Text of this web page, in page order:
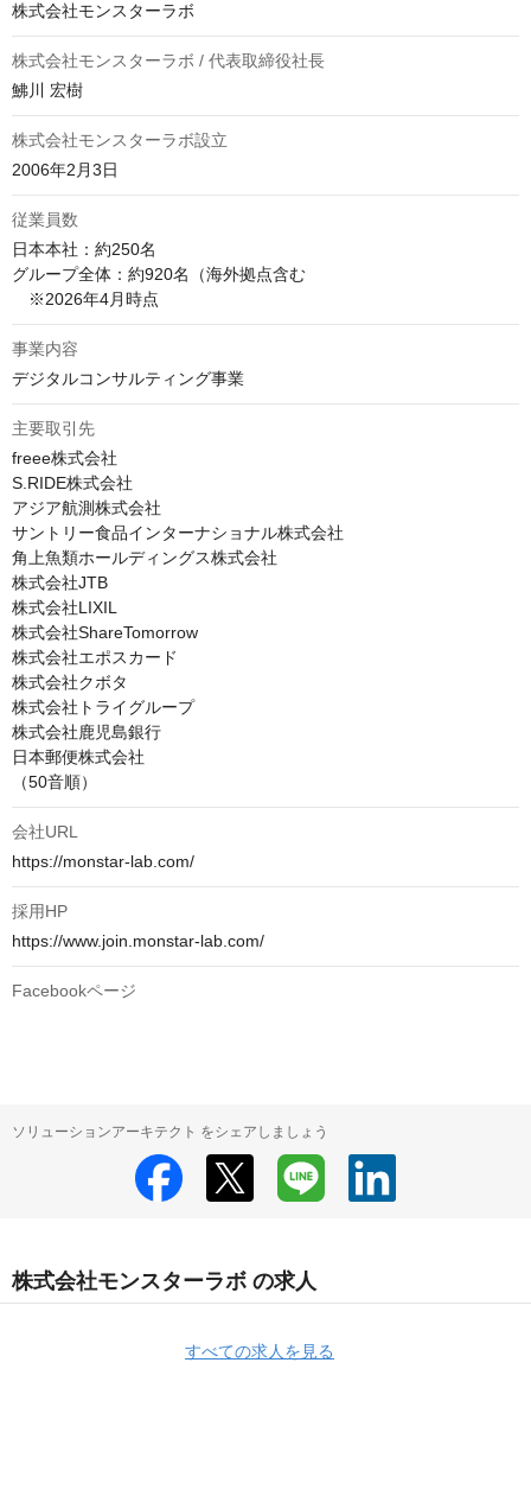
株式会社モンスターラボ
株式会社モンスターラボ / 代表取締役社長
鮄川 宏樹
株式会社モンスターラボ設立
2006年2月3日
従業員数
日本本社：約250名
グループ全体：約920名（海外拠点含む
※2026年4月時点
事業内容
主要取引先
freee株式会社
S.RIDE株式会社
アジア航測株式会社
サントリー食品インターナショナル株式会社
角上魚類ホールディングス株式会社
株式会社JTB
株式会社LIXIL
株式会社ShareTomorrow
株式会社エポスカード
株式会社クボタ
株式会社トライグループ
株式会社鹿児島銀行
日本郵便株式会社
会社URL
採用HP
Facebookページ
ソリューションアーキテクト をシェアしましょう
株式会社モンスターラボ の求人
すべての求人を見る